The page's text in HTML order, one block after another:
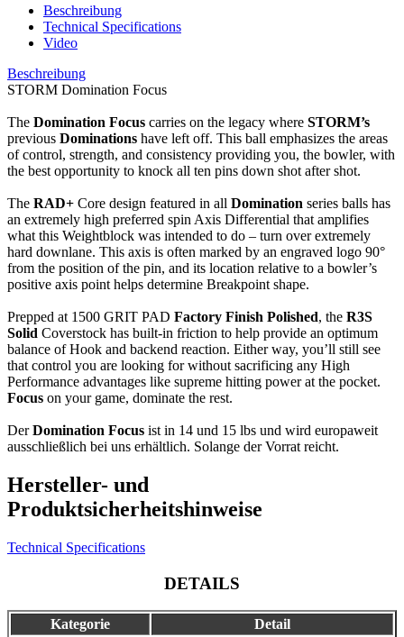
Beschreibung
Technical Specifications
Video
Beschreibung
STORM Domination Focus
The Domination Focus carries on the legacy where STORM’s
previous Dominations have left off. This ball emphasizes the areas
of control, strength, and consistency providing you, the bowler, with
the best opportunity to knock all ten pins down shot after shot.
The RAD+ Core design featured in all Domination series balls has
an extremely high preferred spin Axis Differential that amplifies
what this Weightblock was intended to do – turn over extremely
hard downlane. This axis is often marked by an engraved logo 90°
from the position of the pin, and its location relative to a bowler’s
positive axis point helps determine Breakpoint shape.
Prepped at 1500 GRIT PAD Factory Finish Polished, the R3S
Solid Coverstock has built-in friction to help provide an optimum
balance of Hook and backend reaction. Either way, you’ll still see
that control you are looking for without sacrificing any High
Performance advantages like supreme hitting power at the pocket.
Focus on your game, dominate the rest.
DerDomination Focus ist in 14 und 15 lbs und wird europaweit
ausschließlich bei uns erhältlich. Solange der Vorrat reicht.
Hersteller- und
Produktsicherheitshinweise
Technical Specifications
DETAILS
Kategorie
Detail